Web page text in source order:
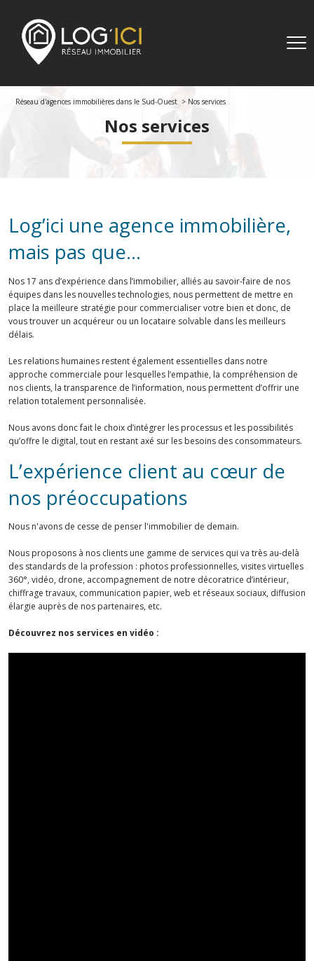
Réseau d'agences immobilières dans le Sud-Ouest Nos services
Nos services
Log’ici une agence immobilière,
mais pas que…
Nos 17 ans d’expérience dans l’immobilier, alliés au savoir-faire de nos
équipes dans les nouvelles technologies, nous permettent de mettre en
place la meilleure stratégie pour commercialiser votre bien et donc, de
vous trouver un acquéreur ou un locataire solvable dans les meilleurs
délais.
Les relations humaines restent également essentielles dans notre
approche commerciale pour lesquelles l’empathie, la compréhension de
nos clients, la transparence de l’information, nous permettent d’offrir une
relation totalement personnalisée.
Nous avons donc fait le choix d’intégrer les processus et les possibilités
qu’offre le digital, tout en restant axé sur les besoins des consommateurs.
L’expérience client au cœur de
nos préoccupations
Nous n'avons de cesse de penser l'immobilier de demain.
Nous proposons à nos clients une gamme de services qui va très au-delà
des standards de la profession : photos professionnelles, visites virtuelles
360°, vidéo, drone, accompagnement de notre décoratrice d’intérieur,
chiffrage travaux, communication papier, web et réseaux sociaux, diffusion
élargie auprès de nos partenaires, etc.
Découvrez nos services en vidéo :